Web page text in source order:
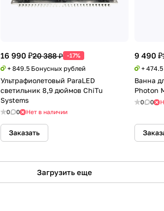
16 990 ₽20 388 ₽ -17%
+ 849.5 Бонусных рублей
Ультрафиолетовый ParaLED
светильник 8,9 дюймов ChiTu
Systems
0 0 Нет в наличии
Заказать
9 490 ₽
+
Ванна
Photon
0 0
Загрузить еще